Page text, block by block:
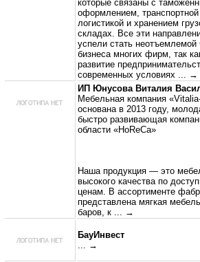
которые связаны с
оформлением, транспортной
логистикой и хранением
складах. Все эти
успели стать неотъемлемой
бизнеса многих фирм, так
развитие
современных условиях
... →
ИП Юнусова Виталия
Мебельная компания
основана в 2013 году,
быстро развивающая
области «HoReCa»
Наша продукция — это
высокого качества по
ценам. В ассортименте
представлена мягкая
баров, к
... →
БауИнвест
... →